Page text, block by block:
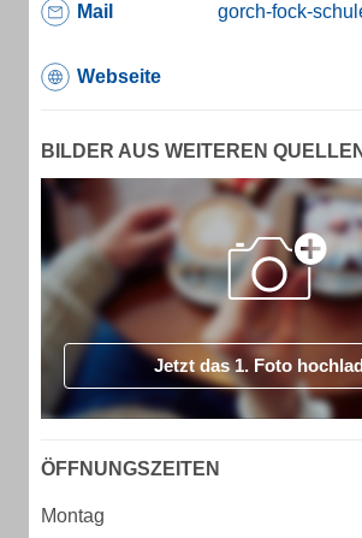
Mail gorch-fock-
Webseite
BILDER AUS WEITEREN QUELLEN
Jetzt das 1. Foto
ÖFFNUNGSZEITEN
Montag